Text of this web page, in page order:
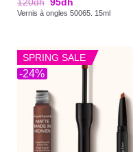
120dh 95dh
Vernis à ongles 50065. 15ml
-24%
SPRING SALE